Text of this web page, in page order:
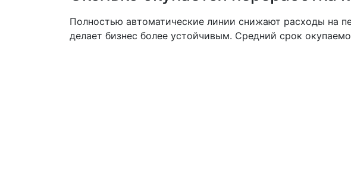
Полностью автоматические линии снижают расходы на
делает бизнес более устойчивым. Средний срок